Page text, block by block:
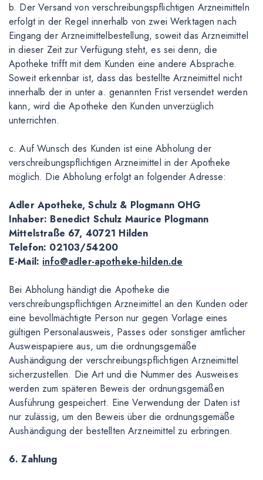
b. Der Versand von verschreibungspflichtigen Arzneimitteln
erfolgt in der Regel innerhalb von zwei Werktagen nach
Eingang der Arzneimittelbestellung, soweit das Arzneimittel
in dieser Zeit zur Verfügung steht, es sei denn, die
Apotheke trifft mit dem Kunden eine andere Absprache.
Soweit erkennbar ist, dass das bestellte Arzneimittel nicht
innerhalb der in unter a. genannten Frist versendet werden
kann, wird die Apotheke den Kunden unverzüglich
unterrichten.
c. Auf Wunsch des Kunden ist eine Abholung der
verschreibungspflichtigen Arzneimittel in der Apotheke
möglich. Die Abholung erfolgt an folgender Adresse:
Adler Apotheke, Schulz & Plogmann OHG
Inhaber: Benedict Schulz Maurice Plogmann
Mittelstraße 67, 40721 Hilden
Telefon: 02103/54200
E-Mail: info@adler-apotheke-hilden.de
Bei Abholung händigt die Apotheke die
verschreibungspflichtigen Arzneimittel an den Kunden oder
eine bevollmächtigte Person nur gegen Vorlage eines
gültigen Personalausweis, Passes oder sonstiger amtlicher
Ausweispapiere aus, um die ordnungsgemäße
Aushändigung der verschreibungspflichtigen Arzneimittel
sicherzustellen. Die Art und die Nummer des Ausweises
werden zum späteren Beweis der ordnungsgemäßen
Ausführung gespeichert. Eine Verwendung der Daten ist
nur zulässig, um den Beweis über die ordnungsgemäße
Aushändigung der bestellten Arzneimittel zu erbringen.
6. Zahlung